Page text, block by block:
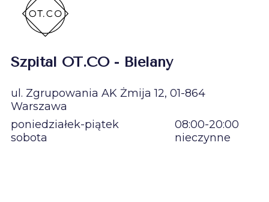
Szpital OT.CO - Bielany
ul. Zgrupowania AK Żmija 12, 01-864
Warszawa
poniedziałek-piątek
08:00-20:00
sobota
nieczynne